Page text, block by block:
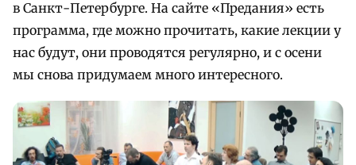
в Санкт-Петербурге. На сайте «Предания» есть
программа, где можно прочитать, какие лекции у
нас будут, они проводятся регулярно, и с осени
мы снова придумаем много интересного.